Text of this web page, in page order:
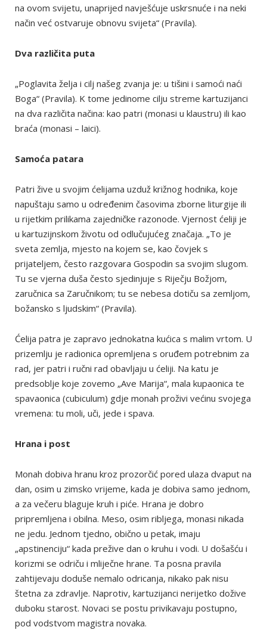
na ovom svijetu, unaprijed navješćuje uskrsnuće i na neki
način već ostvaruje obnovu svijeta“ (Pravila).
Dva različita puta
„Poglavita želja i cilj našeg zvanja je: u tišini i samoći naći
Boga“ (Pravila). K tome jedinome cilju streme kartuzijanci
na dva različita načina: kao patri (monasi u klaustru) ili kao
braća (monasi – laici).
Samoća patara
Patri žive u svojim ćelijama uzduž križnog hodnika, koje
napuštaju samo u određenim časovima zborne liturgije ili
u rijetkim prilikama zajedničke razonode. Vjernost ćeliji je
u kartuzijnskom životu od odlučujućeg značaja. „To je
sveta zemlja, mjesto na kojem se, kao čovjek s
prijateljem, često razgovara Gospodin sa svojim slugom.
Tu se vjerna duša često sjedinjuje s Riječju Božjom,
zaručnica sa Zaručnikom; tu se nebesa dotiču sa zemljom,
božansko s ljudskim“ (Pravila).
Ćelija patra je zapravo jednokatna kućica s malim vrtom. U
prizemlju je radionica opremljena s oruđem potrebnim za
rad, jer patri i ručni rad obavljaju u ćeliji. Na katu je
predsoblje koje zovemo „Ave Marija“, mala kupaonica te
spavaonica (cubiculum) gdje monah proživi većinu svojega
vremena: tu moli, uči, jede i spava.
Hrana i post
Monah dobiva hranu kroz prozorčić pored ulaza dvaput na
dan, osim u zimsko vrijeme, kada je dobiva samo jednom,
a za večeru blaguje kruh i piće. Hrana je dobro
pripremljena i obilna. Meso, osim ribljega, monasi nikada
ne jedu. Jednom tjedno, obično u petak, imaju
„apstinenciju“ kada prežive dan o kruhu i vodi. U došašću i
korizmi se odriču i mliječne hrane. Ta posna pravila
zahtijevaju doduše nemalo odricanja, nikako pak nisu
štetna za zdravlje. Naprotiv, kartuzijanci nerijetko dožive
duboku starost. Novaci se postu privikavaju postupno,
pod vodstvom magistra novaka.